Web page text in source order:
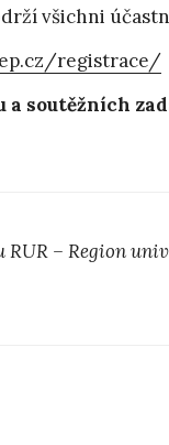
všichni
registrace/
a soutěžních
– Region